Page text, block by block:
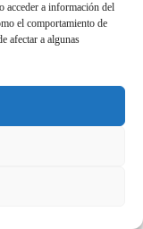
acceder a información del
el comportamiento de
afectar a algunas
y pasillos.